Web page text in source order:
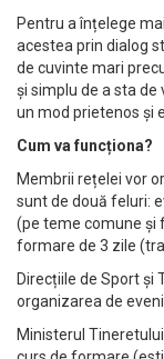
Pentru a înțelege
acestea prin dialog
de cuvinte mari
și simplu de a sta
un mod prietenos și
Cum va funcționa?
Membrii rețelei vor
sunt de două feluri:
(pe teme comune și
formare de 3 zile
Direcțiile de Sport și
organizarea de
Ministerul